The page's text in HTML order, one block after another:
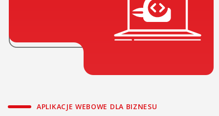
APLIKACJE WEBOWE DLA BIZNESU